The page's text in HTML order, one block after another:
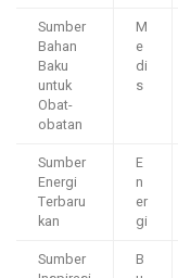
Sumber
Bahan
Baku
untuk
Obat-
obatan
M
e
di
s
Sumber
Energi
Terbaru
kan
E
n
er
gi
Sumber
B